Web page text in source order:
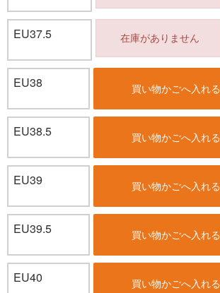
EU37.5 在庫がありません
EU38 買い物かごへ入れる
EU38.5 買い物かごへ入れる
EU39 買い物かごへ入れる
EU39.5 買い物かごへ入れる
EU40 買い物かごへ入れる